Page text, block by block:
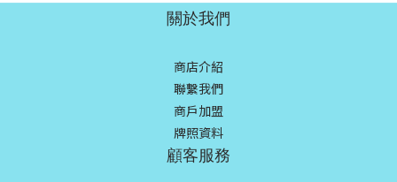
關於我們
商店介紹
聯繫我們
商戶加盟
牌照資料
顧客服務